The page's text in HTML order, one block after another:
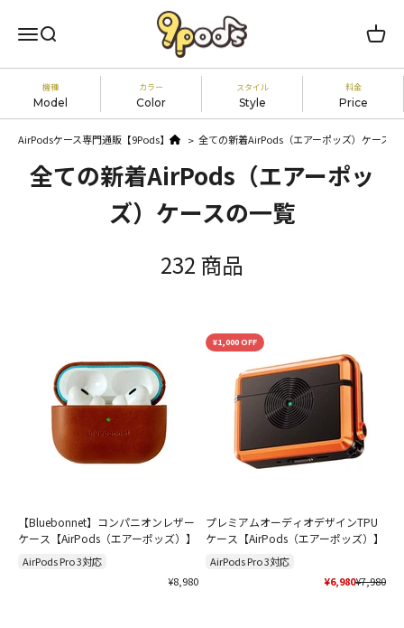
メニューを開く
検索を開く
AirPodsケース専門通販【9Pods（ナイン
カー
機種
Model
AirPods（第1世代） AirPods（第2世代）
AirPods（第3世代） AirPods（第4世代）
カラー
Color
グレー
スタイル
Style
女性向け
カッコイイ シンプル
ユニーク アニマル 韓国ファッション
料金
Price
AirPodsケース専門通販【9Pods】 全ての新着AirPods（エアーポッズ）ケース
全ての新着AirPods（エアーポッ
ズ）ケースの一覧
232 商品
【Bluebonnet】コンパニオンレザー
ケース【AirPods（エアーポッズ）】
AirPods Pro 3対応
セール価格
¥8,980
¥1,000 OFF
プレミアムオーディオデザインTPU
ケース【AirPods（エアーポッズ）】
AirPods Pro 3対応
セール価格
¥6,980通常価格
¥7,980